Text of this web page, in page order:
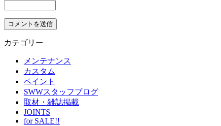
カテゴリー
メンテナンス
カスタム
ペイント
SWWスタッフブログ
取材・雑誌掲載
JOINTS
for SALE!!